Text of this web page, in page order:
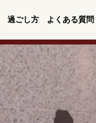
過ごし方 よくある質問